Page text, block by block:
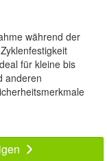
während der
für kleine bis
anderen